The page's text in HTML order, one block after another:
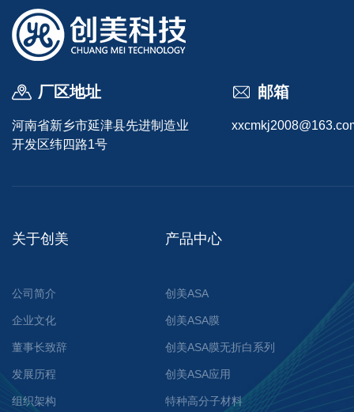
厂区地址
河南省新乡市延津县先进制造业
开发区纬四路1号
邮箱
关于创美
公司简介
企业文化
董事长致辞
发展历程
组织架构
产品中心
创美ASA
创美ASA膜
创美ASA膜无折白系列
创美ASA应用
特种高分子材料